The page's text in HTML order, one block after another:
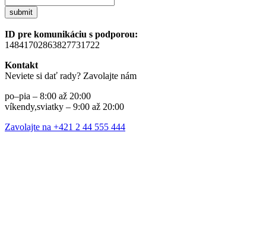
submit
ID pre komunikáciu s podporou:
14841702863827731722
Kontakt
Neviete si dať rady? Zavolajte nám
po–pia – 8:00 až 20:00
víkendy,sviatky – 9:00 až 20:00
Zavolajte na +421 2 44 555 444